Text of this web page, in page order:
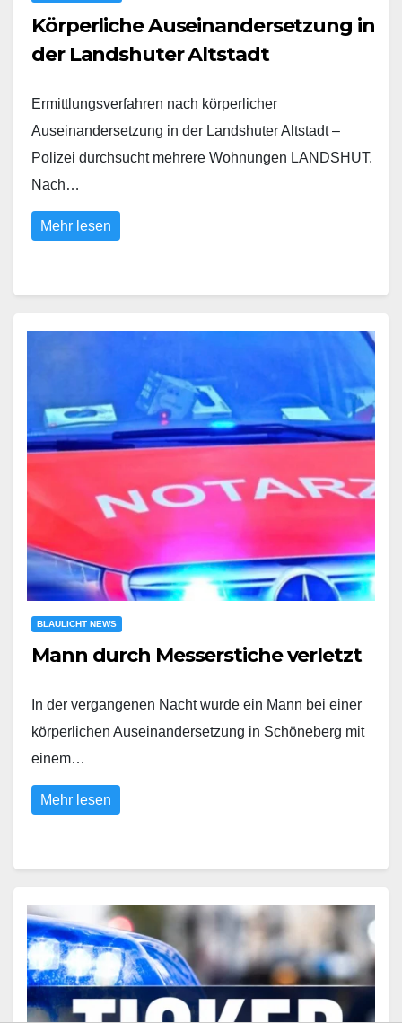
Körperliche Auseinandersetzung in
der Landshuter Altstadt
Ermittlungsverfahren nach körperlicher
Auseinandersetzung in der Landshuter Altstadt –
Polizei durchsucht mehrere Wohnungen LANDSHUT.
Nach…
Mehr lesen
BLAULICHT NEWS
Mann durch Messerstiche verletzt
In der vergangenen Nacht wurde ein Mann bei einer
körperlichen Auseinandersetzung in Schöneberg mit
einem…
Mehr lesen